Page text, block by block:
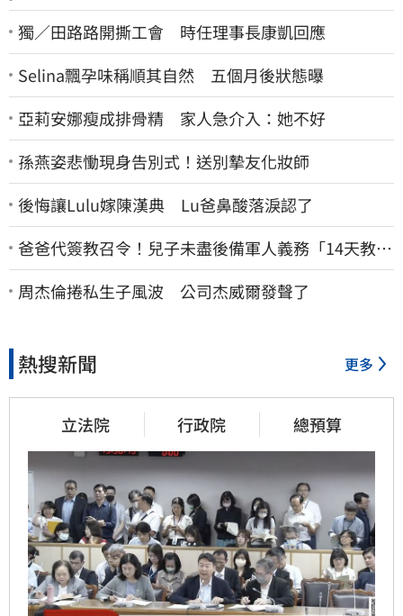
獨／田路路開撕工會 時任理事長康凱回應
Selina飄孕味稱順其自然 五個月後狀態曝
亞莉安娜瘦成排骨精 家人急介入：她不好
孫燕姿悲慟現身告別式！送別摯友化妝師
後悔讓Lulu嫁陳漢典 Lu爸鼻酸落淚認了
爸爸代簽教召令！兒子未盡後備軍人義務「14天教召
不去」換3個月刑期
周杰倫捲私生子風波 公司杰威爾發聲了
熱搜新聞 更多
立法院 行政院 總預算